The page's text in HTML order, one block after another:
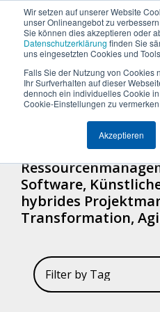
Wir setzen auf unserer Website
unser Onlineangebot zu
Sie können dies akzeptieren oder
Datenschutzerklärung finden Sie
uns eingesetzten Cookies und
Falls Sie der Nutzung von Cookies
Ihr Surfverhalten auf dieser
dennoch ein individuelles Cookie
Cookie-Einstellungen zu vermerken.
Akzeptieren
Termin
Was
möchten
steuern
oder
optimieren?
Unternehmensgröße
Mittelstand
Die
Can
Plattform
Plattform Überblick
Integrationen
Reporting & BI
KI-Funktionalität
Sicherheit & Hosting
Insights
&
Practices
Blog
Whitepaper & eBooks
Hybride Mastercalss
Webinare & Videos
Wissen-Wiki
Anwender der Can Do Software
FAQs
Was
uns
auszeichnet
Über Uns (Geschichte)
Warum Can Do
Partner
Zertifizierungen
Nachhaltigkeit
Karriere
CAN
Artikel, Stories &
Software,
hybrides
Transformation,